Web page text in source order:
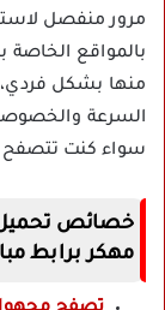
مرور منفصل
بالمواقع الخاصة
منها بشكل
السرعة
سواء كنت تتصفح
مهكر برابط